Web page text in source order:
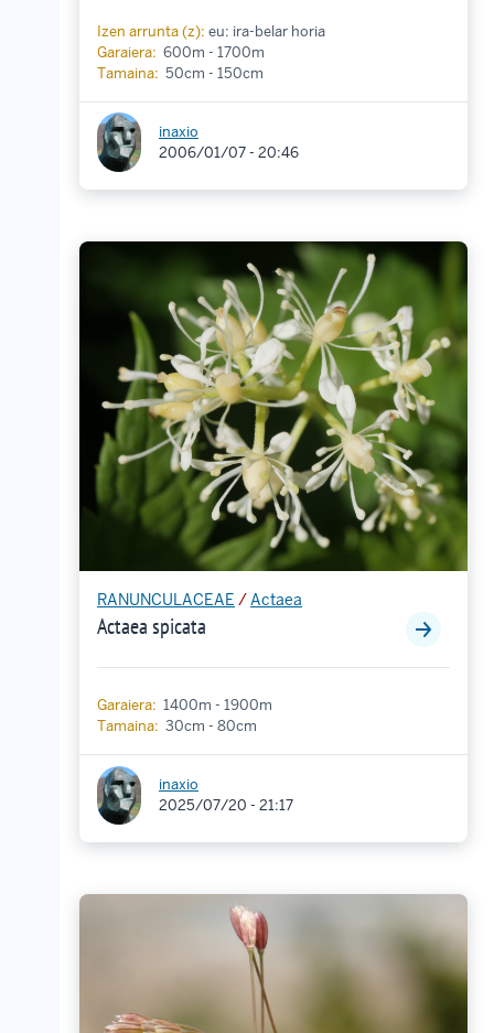
Izen arrunta (z): eu: ira-belar horia
Garaiera: 600m - 1700m
Tamaina: 50cm - 150cm
inaxio
2006/01/07 - 20:46
RANUNCULACEAE /Actaea
Actaea spicata
Garaiera: 1400m - 1900m
Tamaina: 30cm - 80cm
inaxio
2025/07/20 - 21:17